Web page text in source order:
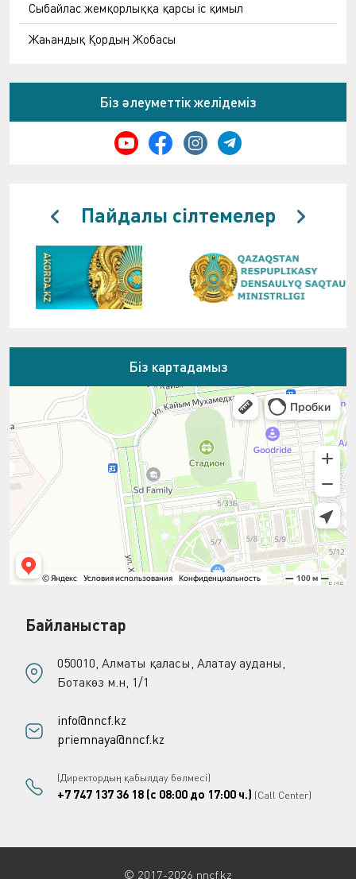
Сыбайлас жемқорлыққа қарсы іс қимыл
Жаһандық Қордың Жобасы
Біз әлеуметтік желідеміз
Пайдалы сілтемелер
Біз картадамыз
Байланыстар
050010, Алматы қаласы, Алатау ауданы,
Ботакөз м.н, 1/1
info@nncf.kz
priemnaya@nncf.kz
(Директордың қабылдау бөлмесі)
+7 747 137 36 18 (с 08:00 до 17:00 ч.) (Call Center)
© 2017-2026 nncf.kz